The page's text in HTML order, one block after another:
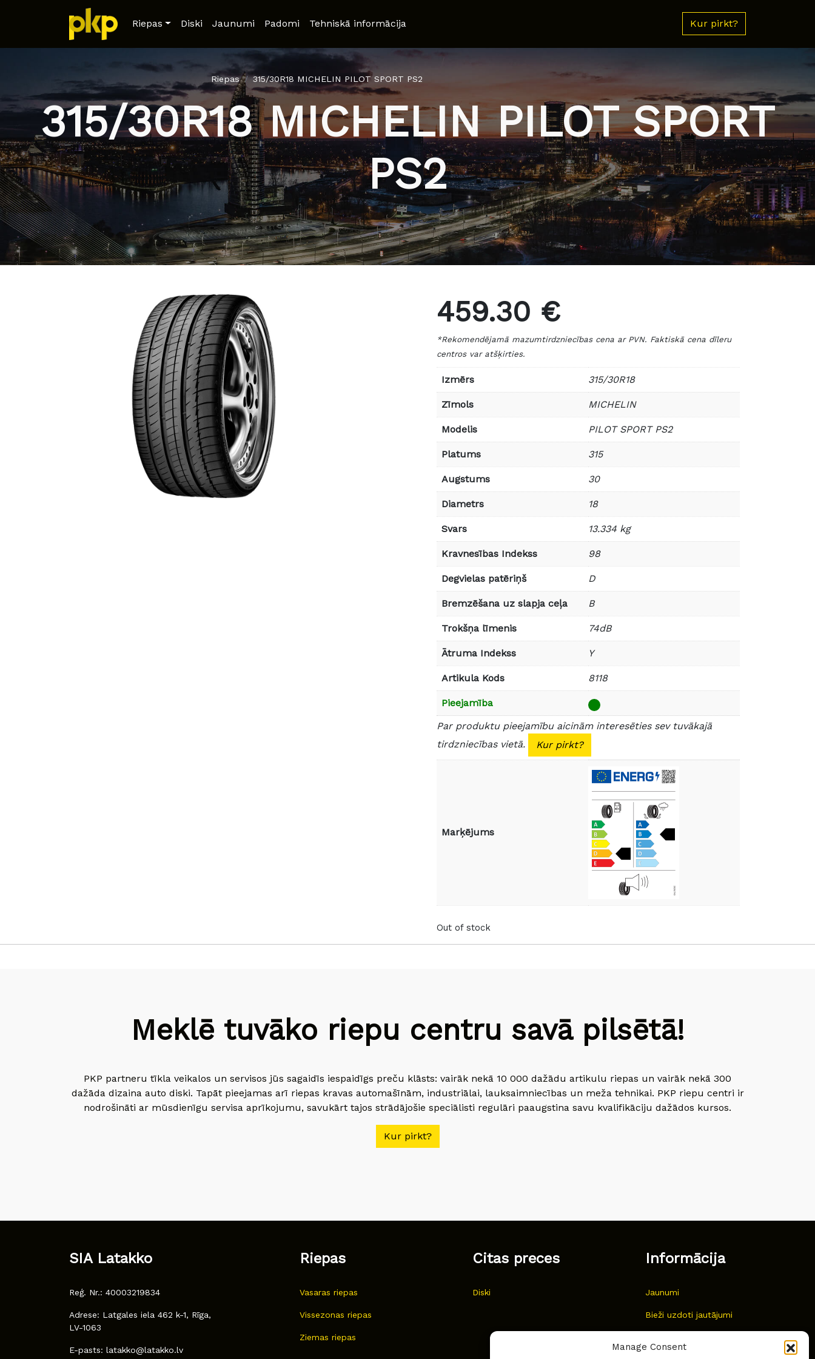
Manage Consent
Riepas Diski Jaunumi Padomi Tehniskā informācija Kur pirkt?
Riepas 315/30R18 MICHELIN PILOT SPORT PS2
315/30R18 MICHELIN PILOT SPORT
PS2
459.30 €
*Rekomendējamā mazumtirdzniecības cena ar PVN. Faktiskā cena dīleru
centros var atšķirties.
Izmērs 315/30R18
Zīmols MICHELIN
Modelis PILOT SPORT PS2
Platums 315
Augstums 30
Diametrs 18
Svars 13.334 kg
Kravnesības Indekss 98
Degvielas patēriņš D
Bremzēšana uz slapja ceļa B
Trokšņa līmenis 74dB
Ātruma Indekss Y
Artikula Kods 8118
Pieejamība
Par produktu pieejamību aicinām interesēties sev tuvākajā
tirdzniecības vietā.
Kur pirkt?
Marķējums
Out of stock
Meklē tuvāko riepu centru savā pilsētā!
PKP partneru tīkla veikalos un servisos jūs sagaidīs iespaidīgs preču klāsts: vairāk nekā 10 000 dažādu artikulu riepas un vairāk nekā 300
dažāda dizaina auto diski. Tapāt pieejamas arī riepas kravas automašīnām, industriālai, lauksaimniecības un meža tehnikai. PKP riepu centri ir
nodrošināti ar mūsdienīgu servisa aprīkojumu, savukārt tajos strādājošie speciālisti regulāri paaugstina savu kvalifikāciju dažādos kursos.
Kur pirkt?
SIA Latakko
Reģ. Nr.: 40003219834
Adrese: Latgales iela 462 k-1, Rīga,
LV-1063
E-pasts: latakko@latakko.lv
Riepas
Vasaras riepas
Vissezonas riepas
Ziemas riepas
Citas preces
Diski
Informācija
Jaunumi
Bieži uzdoti jautājumi